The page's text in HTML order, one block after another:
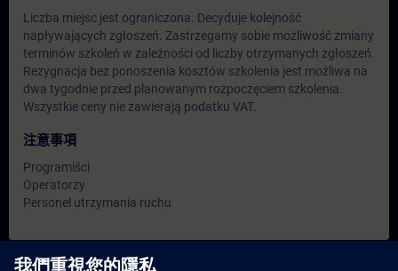
Liczba miejsc jest ograniczona. Decyduje kolejność
napływających zgłoszeń. Zastrzegamy sobie możliwość zmiany
terminów szkoleń w zależności od liczby otrzymanych zgłoszeń.
Rezygnacja bez ponoszenia kosztów szkolenia jest możliwa na
dwa tygodnie przed planowanym rozpoczęciem szkolenia.
Wszystkie ceny nie zawierają podatku VAT.
注意事項
Programiści
Operatorzy
Personel utrzymania ruchu